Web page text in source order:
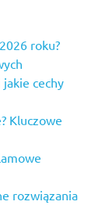
roku?
cechy
Kluczowe
rozwiązania